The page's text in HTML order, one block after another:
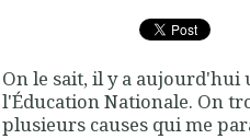
On le sait, il y a aujourd'hui
l'Éducation Nationale. On
plusieurs causes qui me